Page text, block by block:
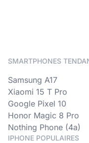
SMARTPHONES
Samsung A17
Xiaomi 15 T Pro
Google Pixel 10
Honor Magic 8 Pro
Nothing Phone (4a)
IPHONE POPULAIRES